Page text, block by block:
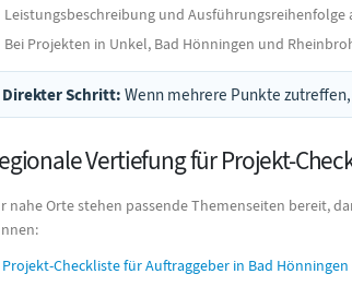
Leistungsbeschreibung und Ausführungsreihenfolge
Bei Projekten in Unkel, Bad Hönningen und
Direkter Schritt: Wenn mehrere Punkte
Vertiefung für Projekt-
nahe Orte stehen passende Themenseiten bereit,
Projekt-Checkliste für Auftraggeber in Bad Hönningen